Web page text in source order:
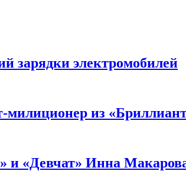
зарядки электромобилей
милиционер из
и «Девчат» Инна